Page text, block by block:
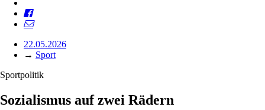
22.05.2026
→ Sport
Sportpolitik
Sozialismus auf zwei Rädern